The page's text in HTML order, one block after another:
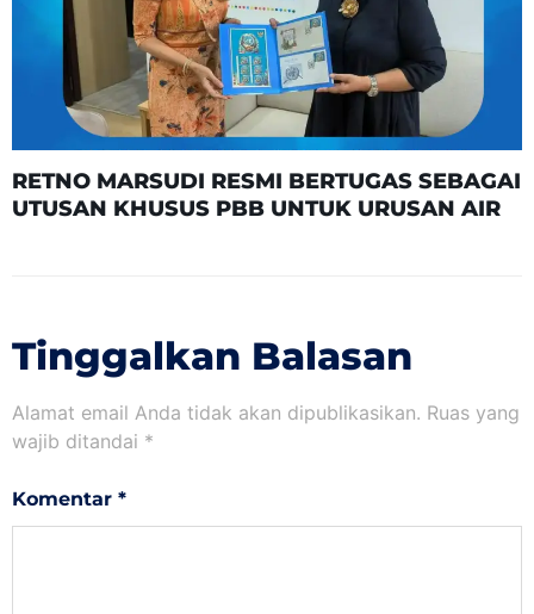
RETNO MARSUDI RESMI BERTUGAS SEBAGAI
UTUSAN KHUSUS PBB UNTUK URUSAN AIR
Tinggalkan Balasan
Alamat email Anda tidak akan dipublikasikan. Ruas yang
wajib ditandai *
Komentar *